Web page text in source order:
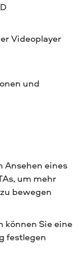
Videoplayer
und
Ansehen eines
um mehr
bewegen
können Sie eine
festlegen